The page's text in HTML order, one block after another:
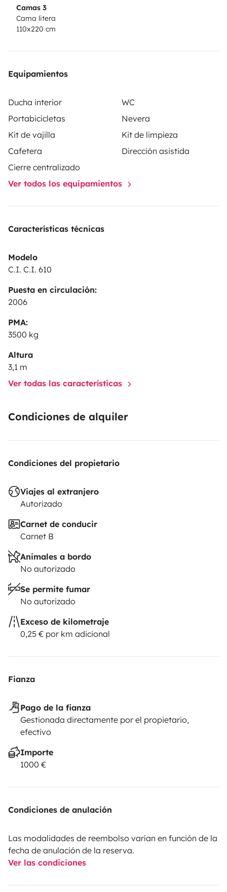
Camas 3
Cama litera
110x220 cm
Equipamientos
Ducha interior
WC
Portabicicletas
Nevera
Kit de vajilla
Kit de limpieza
Cafetera
Dirección asistida
Cierre centralizado
Ver todos los equipamientos
Características técnicas
Modelo
C.I. C.I. 610
Puesta en circulación:
2006
PMA:
3500 kg
Altura
3,1 m
Ver todas las características
Condiciones de alquiler
Condiciones del propietario
Viajes al extranjero
Autorizado
Carnet de conducir
Carnet B
Animales a bordo
No autorizado
Se permite fumar
No autorizado
Exceso de kilometraje
0,25 € por km adicional
Fianza
Pago de la fianza
Gestionada directamente por el propietario,
efectivo
Importe
1000 €
Condiciones de anulación
Las modalidades de reembolso varían en función de la
fecha de anulación de la reserva.
Ver las condiciones